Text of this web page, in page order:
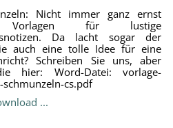
Nicht immer ganz ernst
Vorlagen für lustige
Da lacht sogar der
auch eine tolle Idee für eine
Schreiben Sie uns, aber
hier: Word-Datei: vorlage-
cs.pdf